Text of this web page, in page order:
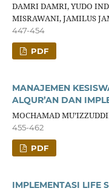
DAMRI DAMRI, YUDO
MISRAWANI, JAMILUS
447-454
PDF
MANAJEMEN
ALQUR’AN DAN
MOCHAMAD
455-462
PDF
IMPLEMENTASI LIFE